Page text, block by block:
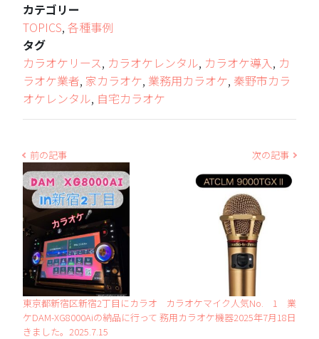
カテゴリー
TOPICS, 各種事例
タグ
カラオケリース, カラオケレンタル, カラオケ導入, カ
ラオケ業者, 家カラオケ, 業務用カラオケ, 秦野市カラ
オケレンタル, 自宅カラオケ
前の記事
東京都新宿区新宿2丁目にカラオ
ケDAM-XG8000Aiの納品に行って
きました。2025.7.15
次の記事
カラオケマイク人気No. 1 業
務用カラオケ機器2025年7月18日